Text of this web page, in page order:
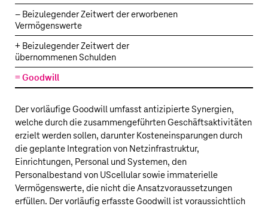
von
UScellular
–
Vorläufiger
Goodwill
– Beizulegender Zeitwert der erworbenen
Vermögenswerte
+ Beizulegender Zeitwert der
übernommenen Schulden
= Goodwill
Der vorläufige Goodwill umfasst antizipierte Synergien,
welche durch die zusammengeführten Geschäftsaktivitäten
erzielt werden sollen, darunter Kosteneinsparungen durch
die geplante Integration von Netzinfrastruktur,
Einrichtungen, Personal und Systemen, den
Personalbestand von UScellular sowie immaterielle
Vermögenswerte, die nicht die Ansatzvoraussetzungen
erfüllen. Der vorläufig erfasste Goodwill ist voraussichtlich